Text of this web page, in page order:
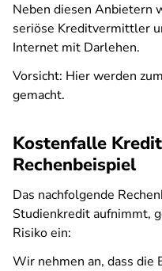
Neben diesen Anbietern
seriöse Kreditvermittler
Internet mit Darlehen.
Vorsicht: Hier werden
gemacht.
Kostenfalle
Rechenbeispiel
Das nachfolgende
Studienkredit aufnimmt,
Risiko ein:
Wir nehmen an, dass die